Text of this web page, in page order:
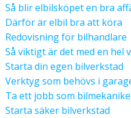
Så blir elbilsköpet en bra
Därför är elbil bra att köra
Redovisning för bilhandlare
Så viktigt är det med en hel
Starta din egen bilverkstad
Verktyg som behövs i
Ta ett jobb som
Starta säker bilverkstad